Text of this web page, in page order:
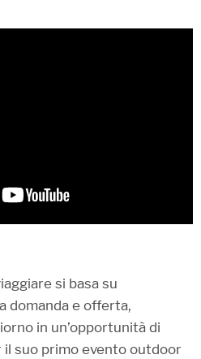
si basa su
domanda e offerta,
in un’opportunità di
suo primo evento outdoor